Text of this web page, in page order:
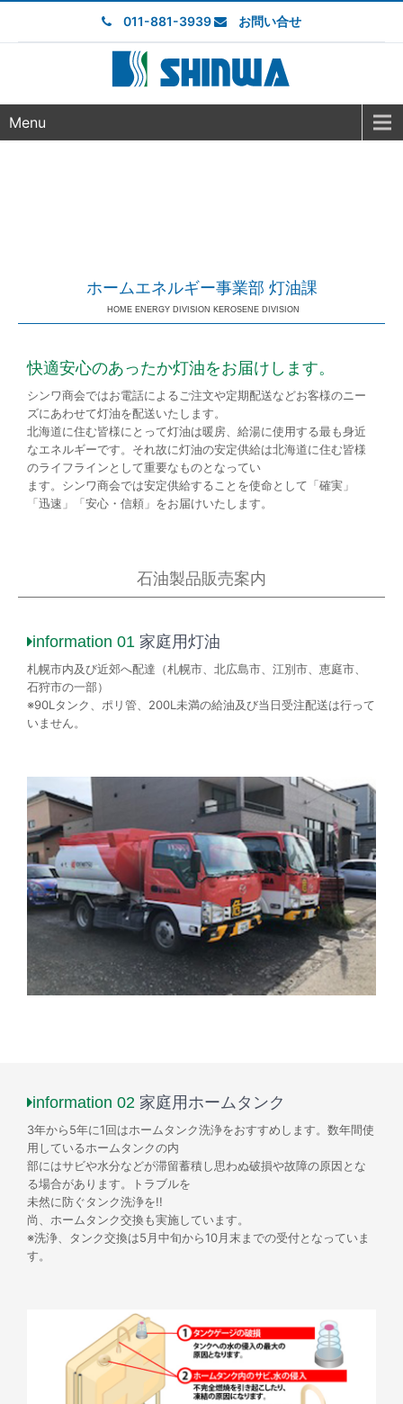
011-881-3939 お問い合せ
Menu
ホームエネルギー事業部 灯油課
HOME ENERGY DIVISION KEROSENE DIVISION
快適安心のあったか灯油をお届けします。
シンワ商会ではお電話によるご注文や定期配送などお客様のニー
ズにあわせて灯油を配送いたします。
北海道に住む皆様にとって灯油は暖房、給湯に使用する最も身近
なエネルギーです。それ故に灯油の安定供給は北海道に住む皆様
のライフラインとして重要なものとなってい
ます。シンワ商会では安定供給することを使命として「確実」
「迅速」「安心・信頼」をお届けいたします。
石油製品販売案内
information 01 家庭用灯油
札幌市内及び近郊へ配達（札幌市、北広島市、江別市、恵庭市、
石狩市の一部）
※90Lタンク、ポリ管、200L未満の給油及び当日受注配送は行って
いません。
information 02 家庭用ホームタンク
3年から5年に1回はホームタンク洗浄をおすすめします。数年間使
用しているホームタンクの内
部にはサビや水分などが滞留蓄積し思わぬ破損や故障の原因とな
る場合があります。トラブルを
未然に防ぐタンク洗浄を!!
尚、ホームタンク交換も実施しています。
※洗浄、タンク交換は5月中旬から10月末までの受付となっていま
す。